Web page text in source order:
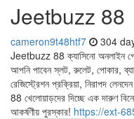
Jeetbuzz 88
cameron9t48htf7 304
Jeetbuzz 88 ক্যাসিনো অনলাইন
আপনি পাবেন স্লট, রুলেট, পোকার,
রেজিস্ট্রেশন প্রক্রিয়া, নিরাপদ
88 খেলোয়াড়দের দিচ্ছে এক দারুণ
আকর্ষণীয় পুরস্কার! https://ext-